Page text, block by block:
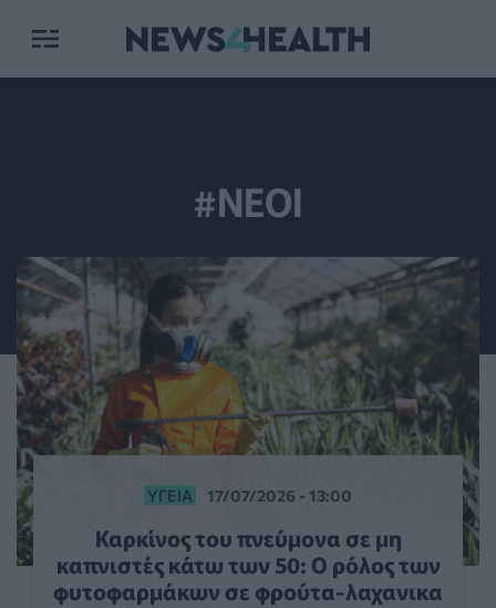
#ΝΕΟΙ
ΥΓΕΊΑ 17/07/2026 - 13:00
Καρκίνος του πνεύμονα σε μη
καπνιστές κάτω των 50: Ο ρόλος των
φυτοφαρμάκων σε φρούτα-λαχανικα